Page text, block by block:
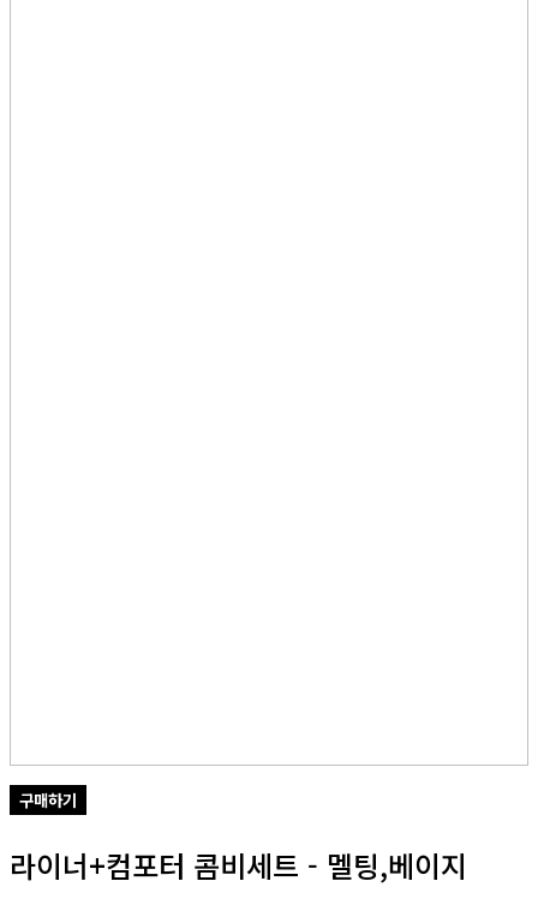
구매하기
라이너+컴포터 콤비세트 - 멜팅,베이지